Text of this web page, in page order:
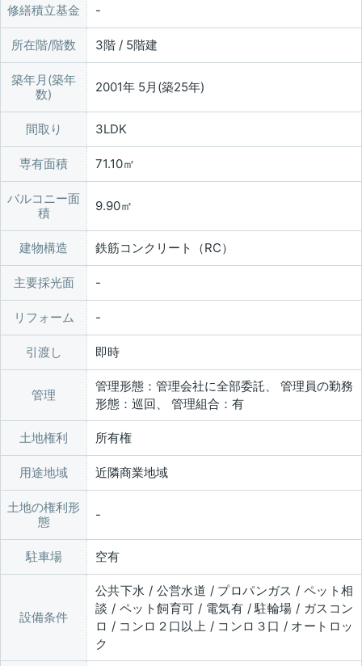
修繕積立基金
所在階/階数 3階 / 5階建
築年月(築年
数)
2001年 5月(築25年)
間取り 3LDK
専有面積 71.10㎡
バルコニー面
積
9.90㎡
建物構造 鉄筋コンクリート（RC）
主要採光面
リフォーム
引渡し 即時
管理
管理形態：管理会社に全部委託、 管理員の勤務
形態：巡回、 管理組合：有
土地権利 所有権
用途地域 近隣商業地域
土地の権利形
態
駐車場 空有
設備条件
公共下水 / 公営水道 / プロパンガス / ペット相
談 / ペット飼育可 / 電気有 / 駐輪場 / ガスコン
ロ / コンロ２口以上 / コンロ３口 / オートロッ
ク